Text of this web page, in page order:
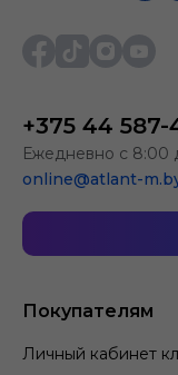
Покупателям
Личный кабинет
+375 44
Ежедневно с 8:00
online@atlant-